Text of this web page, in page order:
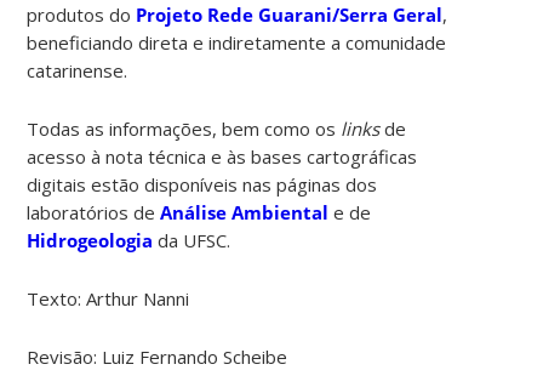
produtos do Projeto Rede Guarani/Serra Geral,
beneficiando direta e indiretamente a comunidade
catarinense.
Todas as informações, bem como os linksde
acesso à nota técnica e às bases cartográficas
digitais estão disponíveis nas páginas dos
laboratórios deAnálise Ambiental e de
Hidrogeologia da UFSC.
Texto: Arthur Nanni
Revisão: Luiz Fernando Scheibe